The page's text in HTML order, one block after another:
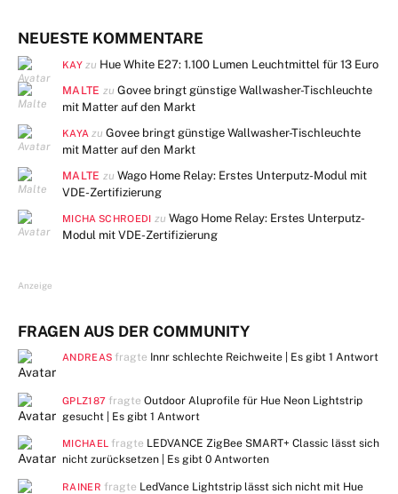
NEUESTE KOMMENTARE
KAY zu Hue White E27: 1.100 Lumen Leuchtmittel für 13 Euro
MALTE zu Govee bringt günstige Wallwasher-Tischleuchte
mit Matter auf den Markt
KAYA zuGovee bringt günstige Wallwasher-Tischleuchte
mit Matter auf den Markt
MALTE zu Wago Home Relay: Erstes Unterputz-Modul mit
VDE-Zertifizierung
MICHA SCHROEDI zu Wago Home Relay: Erstes Unterputz-
Modul mit VDE-Zertifizierung
Anzeige
FRAGEN AUS DER COMMUNITY
ANDREAS fragte Innr schlechte Reichweite | Es gibt1 Antwort
GPLZ187 fragteOutdoor Aluprofile für Hue Neon Lightstrip
gesucht | Es gibt 1 Antwort
MICHAEL fragte LEDVANCE ZigBee SMART+ Classic lässt sich
nicht zurücksetzen | Es gibt 0 Antworten
RAINER fragte LedVance Lightstrip lässt sich nicht mit Hue